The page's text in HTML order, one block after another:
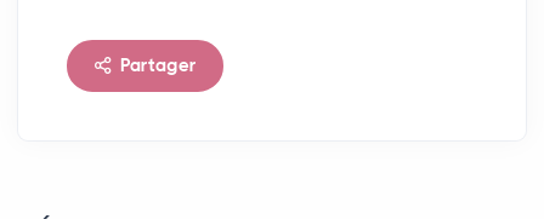
Partager